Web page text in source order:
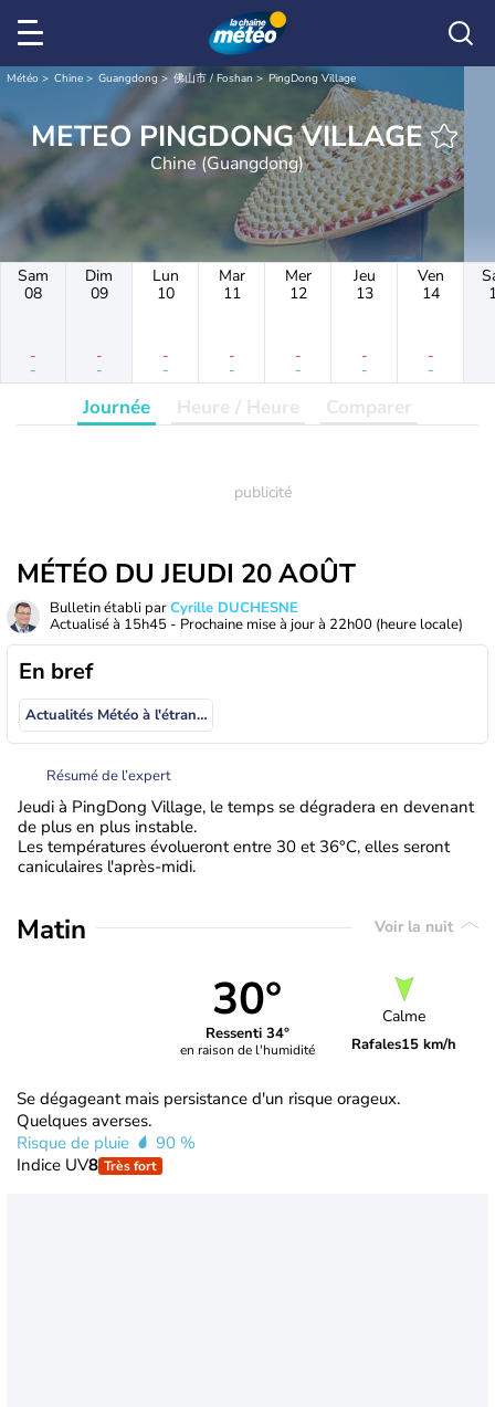
Météo Chine Guangdong 佛山市 / Foshan PingDong Village
METEO PINGDONG VILLAGE
Chine (Guangdong)
Sam
08
-
-
Dim
09
-
-
Lun
10
-
-
Mar
11
-
-
Mer
12
-
-
Jeu
13
-
-
Ven
14
-
-
Journée Heure / Heure Comparer
MÉTÉO DU JEUDI 20 AOÛT
Bulletin établi parCyrille DUCHESNE
Actualisé à 15h45 - Prochaine mise à jour à 22h00 (heure locale)
En bref
Actualités Météo à l'étranger
Résumé de l’expert
Jeudi à PingDong Village, le temps se dégradera en devenant
de plus en plus instable.
Les températures évolueront entre 30 et 36°C, elles seront
caniculaires l'après-midi.
Matin Voir la nuit
30°
Ressenti 34°
en raison de l'humidité
Calme
Rafales15 km/h
Se dégageant mais persistance d'un risque orageux.
Quelques averses.
Risque de pluie
90 %
Indice UV8 Très fort